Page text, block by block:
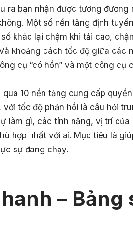
ra bạn nhận được tương đương
Một số nền tảng định
khác lại chậm khi tải cao,
khoảng cách tốc độ giữa các
cụ “có hồn” và một công cụ
10 nền tảng cung cấp
với tốc độ phản hồi là câu hỏi
làm gì, các tính năng, vị trí của
hợp nhất với ai. Mục tiêu là
sự đang chạy.
– Bảng